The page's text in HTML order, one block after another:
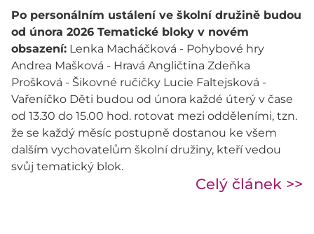
Po personálním ustálení ve školní družině budou
od února 2026 Tematické bloky v novém
obsazení: Lenka Macháčková - Pohybové hry
Andrea Mašková - Hravá Angličtina Zdeňka
Prošková - Šikovné ručičky Lucie Faltejsková -
Vařeníčko Děti budou od února každé úterý v čase
od 13.30 do 15.00 hod. rotovat mezi odděleními, tzn.
že se každý měsíc postupně dostanou ke všem
dalším vychovatelům školní družiny, kteří vedou
svůj tematický blok.
Celý článek >>